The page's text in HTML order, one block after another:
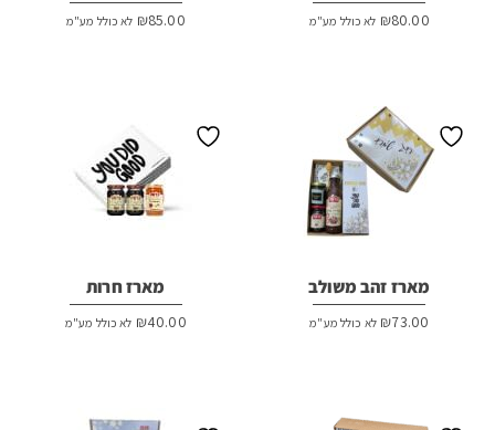
₪80.00 לא כולל מע"מ ₪85.00 לא כולל מע"מ
מארז זהב משולב
₪73.00 לא כולל מע"מ
מארז חרות
₪40.00 לא כולל מע"מ